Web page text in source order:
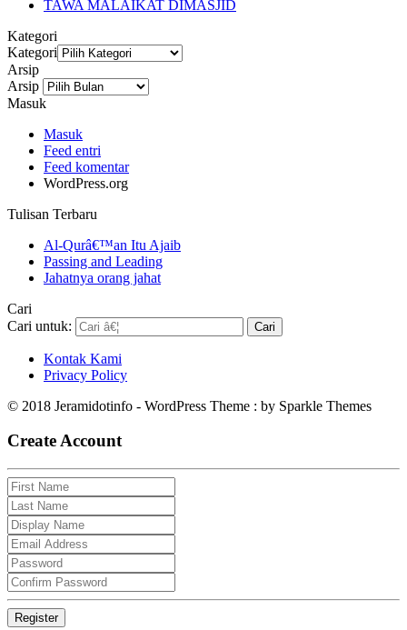
TAWA MALAIKAT DIMASJID
Kategori
Kategori
Arsip
Arsip
Masuk
Masuk
Feed entri
Feed komentar
WordPress.org
Tulisan Terbaru
Al-Qurâ€™an Itu Ajaib
Passing and Leading
Jahatnya orang jahat
Cari
Cari untuk:
Kontak Kami
Privacy Policy
© 2018 Jeramidotinfo - WordPress Theme : by Sparkle Themes
Create Account